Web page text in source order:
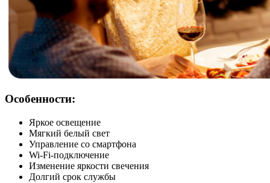
Особенности:
Яркое освещение
Мягкий белый свет
Управление со смартфона
Wi-Fi-подключение
Изменение яркости свечения
Долгий срок службы